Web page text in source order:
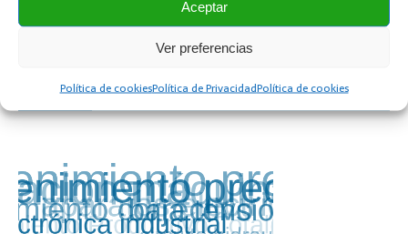
Aceptar
Ver preferencias
Política de cookiesPolítica de PrivacidadPolítica de cookies
TEMAS